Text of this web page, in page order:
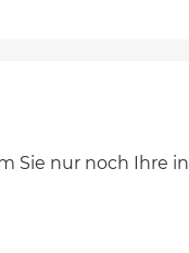
Sie nur noch Ihre